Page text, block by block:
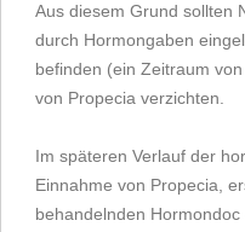
Aus diesem Grund sollten
durch Hormongaben
befinden (ein Zeitraum
von Propecia verzichten.
Im späteren Verlauf der
Einnahme von Propecia,
behandelnden Hormondoc